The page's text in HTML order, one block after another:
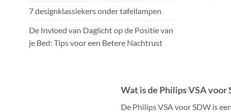
7 designklassiekers onder tafellampen
De Invloed van Daglicht op de Positie van
je Bed: Tips voor een Betere Nachtrust
Wat is de Philips VSA voor
De Philips VSA voor SDW is